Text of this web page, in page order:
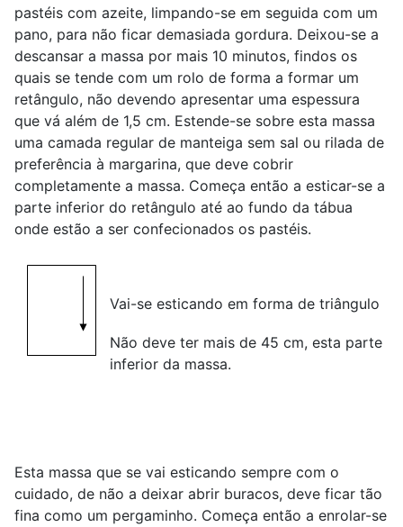
pastéis com azeite, limpando-se em seguida com um
pano, para não ficar demasiada gordura. Deixou-se a
descansar a massa por mais 10 minutos, findos os
quais se tende com um rolo de forma a formar um
retângulo, não devendo apresentar uma espessura
que vá além de 1,5 cm. Estende-se sobre esta massa
uma camada regular de manteiga sem sal ou rilada de
preferência à margarina, que deve cobrir
completamente a massa. Começa então a esticar-se a
parte inferior do retângulo até ao fundo da tábua
onde estão a ser confecionados os pastéis.
Vai-se esticando em forma de triângulo
Não deve ter mais de 45 cm, esta parte
inferior da massa.
Esta massa que se vai esticando sempre com o
cuidado, de não a deixar abrir buracos, deve ficar tão
fina como um pergaminho. Começa então a enrolar-se